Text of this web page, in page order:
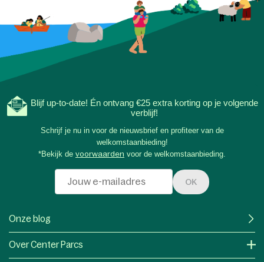
Blijf up-to-date! Én ontvang €25 extra korting op je volgende
verblijf!
Schrijf je nu in voor de nieuwsbrief en profiteer van de
welkomstaanbieding!
*Bekijk de voorwaarden voor de welkomstaanbieding.
OK
Onze blog
Over Center Parcs